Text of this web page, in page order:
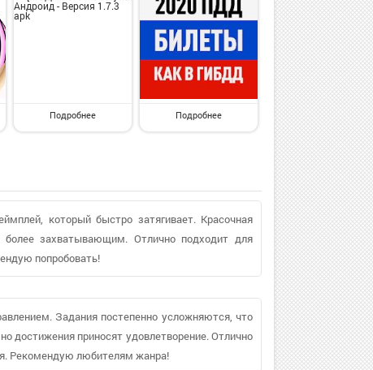
Подробнее Подробнее
который быстро затягивает. Красочная
захватывающим. Отлично подходит для
попробовать!
Задания постепенно усложняются, что
достижения приносят удовлетворение. Отлично
Рекомендую любителям жанра!